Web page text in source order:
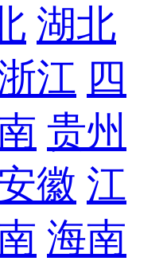
湖北
江 四
贵州
徽 江
海南